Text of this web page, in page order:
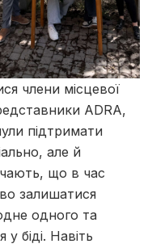
члени місцевої
ADRA,
підтримати
але й
що в час
залишатися
одного та
біді. Навіть